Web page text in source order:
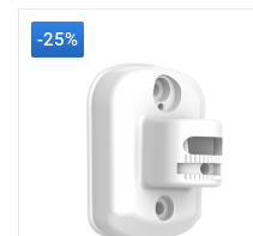
-25%